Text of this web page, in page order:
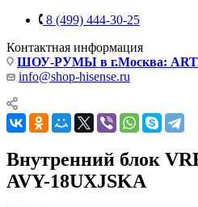
8 (499) 444-30-25
Контактная информация
ШОУ-РУМЫ в г.Москва:
info@shop-hisense.ru
Внутренний блок
AVY-18UXJSKA